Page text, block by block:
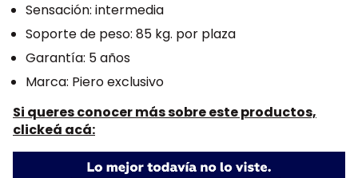
Sensación: intermedia
Soporte de peso: 85 kg. por plaza
Garantía: 5 años
Marca: Piero exclusivo
Si queres conocer más sobre este productos,
clickeá acá: